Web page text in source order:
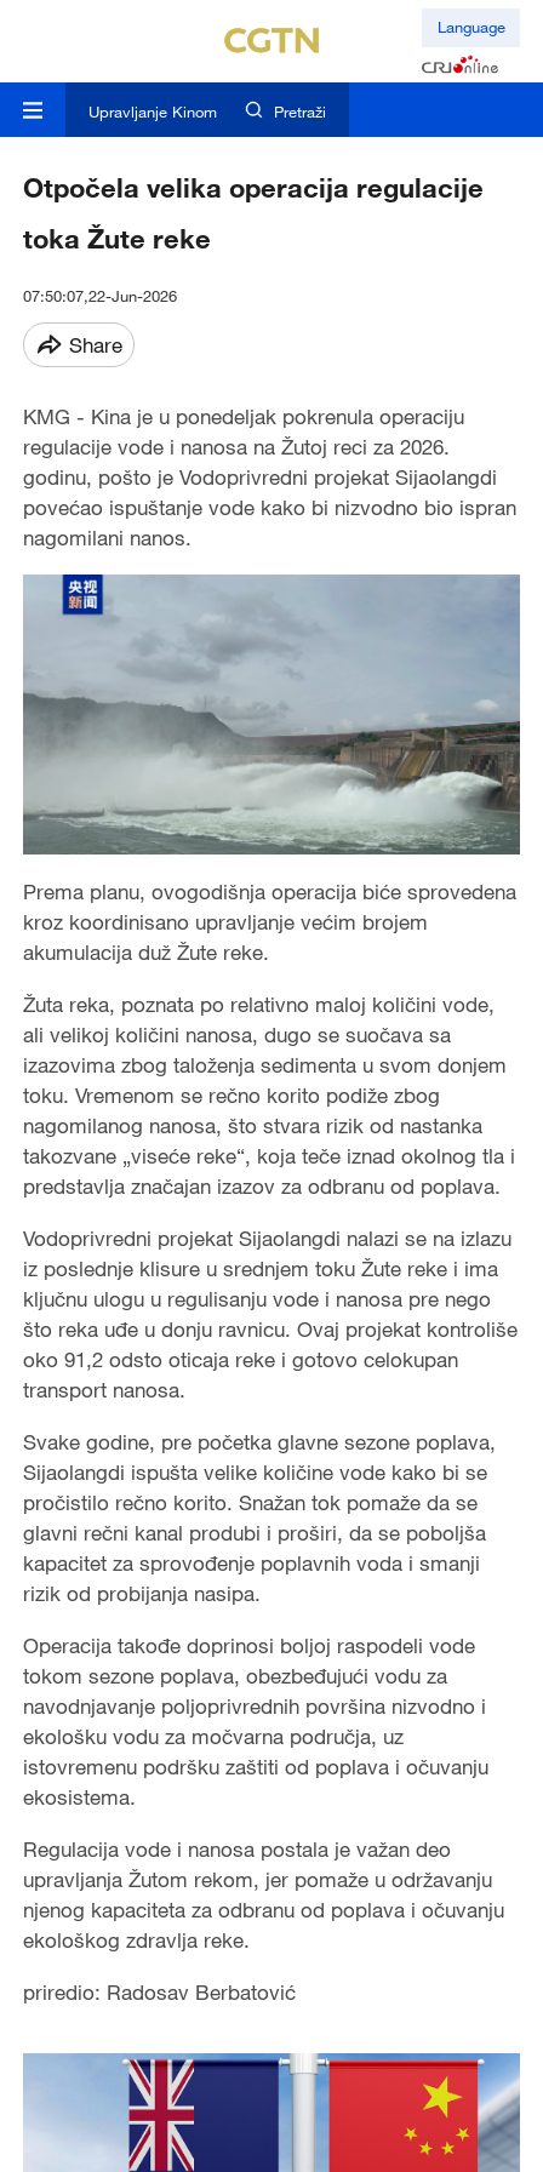
Language
Upravljanje Kinom Pretraži
Otpočela velika operacija regulacije
toka Žute reke
07:50:07,22-Jun-2026
Share
KMG - Kina je u ponedeljak pokrenula operaciju
regulacije vode i nanosa na Žutoj reci za 2026.
godinu, pošto je Vodoprivredni projekat Sijaolangdi
povećao ispuštanje vode kako bi nizvodno bio ispran
nagomilani nanos.
Prema planu, ovogodišnja operacija biće sprovedena
kroz koordinisano upravljanje većim brojem
akumulacija duž Žute reke.
Žuta reka, poznata po relativno maloj količini vode,
ali velikoj količini nanosa, dugo se suočava sa
izazovima zbog taloženja sedimenta u svom donjem
toku. Vremenom se rečno korito podiže zbog
nagomilanog nanosa, što stvara rizik od nastanka
takozvane „viseće reke“, koja teče iznad okolnog tla i
predstavlja značajan izazov za odbranu od poplava.
Vodoprivredni projekat Sijaolangdi nalazi se na izlazu
iz poslednje klisure u srednjem toku Žute reke i ima
ključnu ulogu u regulisanju vode i nanosa pre nego
što reka uđe u donju ravnicu. Ovaj projekat kontroliše
oko 91,2 odsto oticaja reke i gotovo celokupan
transport nanosa.
Svake godine, pre početka glavne sezone poplava,
Sijaolangdi ispušta velike količine vode kako bi se
pročistilo rečno korito. Snažan tok pomaže da se
glavni rečni kanal produbi i proširi, da se poboljša
kapacitet za sprovođenje poplavnih voda i smanji
rizik od probijanja nasipa.
Operacija takođe doprinosi boljoj raspodeli vode
tokom sezone poplava, obezbeđujući vodu za
navodnjavanje poljoprivrednih površina nizvodno i
ekološku vodu za močvarna područja, uz
istovremenu podršku zaštiti od poplava i očuvanju
ekosistema.
Regulacija vode i nanosa postala je važan deo
upravljanja Žutom rekom, jer pomaže u održavanju
njenog kapaciteta za odbranu od poplava i očuvanju
ekološkog zdravlja reke.
priredio: Radosav Berbatović